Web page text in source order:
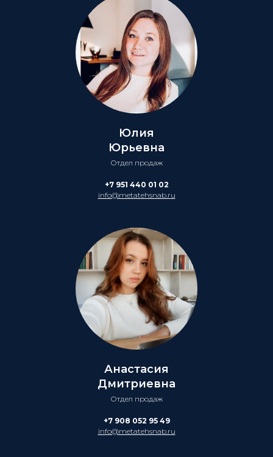
Юлия
Юрьевна
Отдел продаж
+7 951 440 01 02
info@metatehsnab.ru
Анастасия
Дмитриевна
Отдел продаж
+7 908 052 95 49
info@metatehsnab.ru